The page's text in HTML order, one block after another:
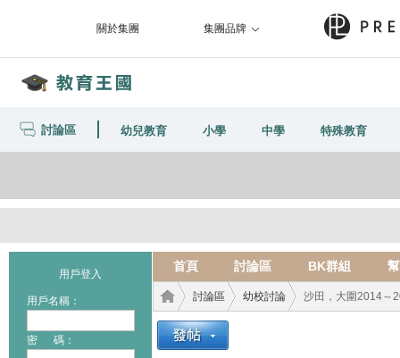
關於集團 集團品牌
討論區 幼兒教育 小學 中學 特殊教育
用戶登入
用戶名稱：
密 碼：
首頁 討論區 BK群組
討論區 幼校討論 沙田，大圍2014～